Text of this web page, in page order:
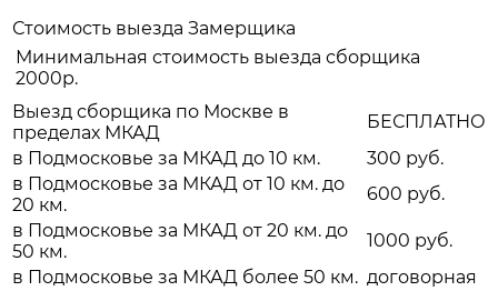
Стоимость выезда Замерщика
Минимальная стоимость выезда сборщика
2000р.
Выезд сборщика по Москве в
пределах МКАД
БЕСПЛАТНО
в Подмосковье за МКАД до 10 км.
300 руб.
в Подмосковье за МКАД от 10 км. до
20 км.
600 руб.
в Подмосковье за МКАД от 20 км. до
50 км.
1000 руб.
в Подмосковье за МКАД более 50 км. договорная